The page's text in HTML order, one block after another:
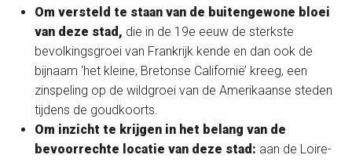
Om versteld te staan van de buitengewone bloei
van deze stad, die in de 19e eeuw de sterkste
bevolkingsgroei van Frankrijk kende en dan ook de
bijnaam ‘het kleine, Bretonse Californië’ kreeg, een
zinspeling op de wildgroei van de Amerikaanse steden
tijdens de goudkoorts.
Om inzicht te krijgen in het belang van de
bevoorrechte locatie van deze stad: aan de Loire-